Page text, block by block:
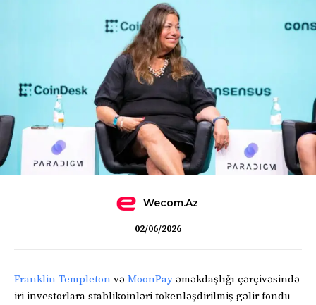
Wecom.az
02/06/2026
Franklin Templeton və MoonPay əməkdaşlığı çərçivəsində
iri investorlara stablikoinləri tokenləşdirilmiş gəlir fondu